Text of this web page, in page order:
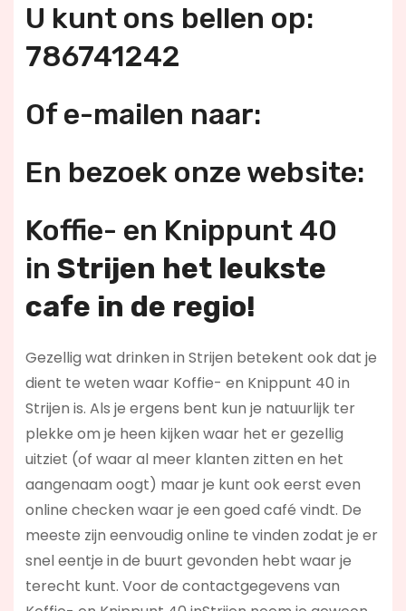
U kunt ons bellen op:
786741242
Of e-mailen naar:
En bezoek onze website:
Koffie- en Knippunt 40
in Strijen het leukste
cafe in de regio!
Gezellig wat drinken in Strijen betekent ook dat je
dient te weten waar Koffie- en Knippunt 40 in
Strijen is. Als je ergens bent kun je natuurlijk ter
plekke om je heen kijken waar het er gezellig
uitziet (of waar al meer klanten zitten en het
aangenaam oogt) maar je kunt ook eerst even
online checken waar je een goed café vindt. De
meeste zijn eenvoudig online te vinden zodat je er
snel eentje in de buurt gevonden hebt waar je
terecht kunt. Voor de contactgegevens van